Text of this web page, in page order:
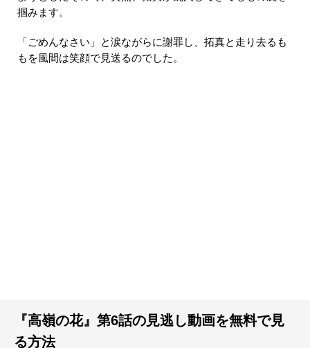
掴みます。
「ごめんなさい」と涙ながらに謝罪し、拓真と走り去るも
もを風間は笑顔で見送るのでした。
『高嶺の花』第6話の見逃し動画を無料で見
る方法